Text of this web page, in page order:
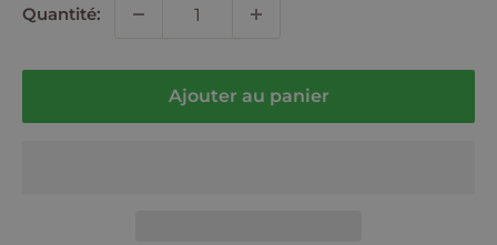
Quantité:
Ajouter au panier